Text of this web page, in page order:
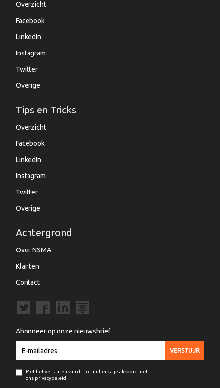
Overzicht
Facebook
LinkedIn
Instagram
Twitter
Overige
Tips en Tricks
Overzicht
Facebook
LinkedIn
Instagram
Twitter
Overige
Achtergrond
Over NSMA
Klanten
Contact
Abonneer op onze nieuwsbrief
Met het versturen van dit formulier ga je akkoord met
ons privacybeleid